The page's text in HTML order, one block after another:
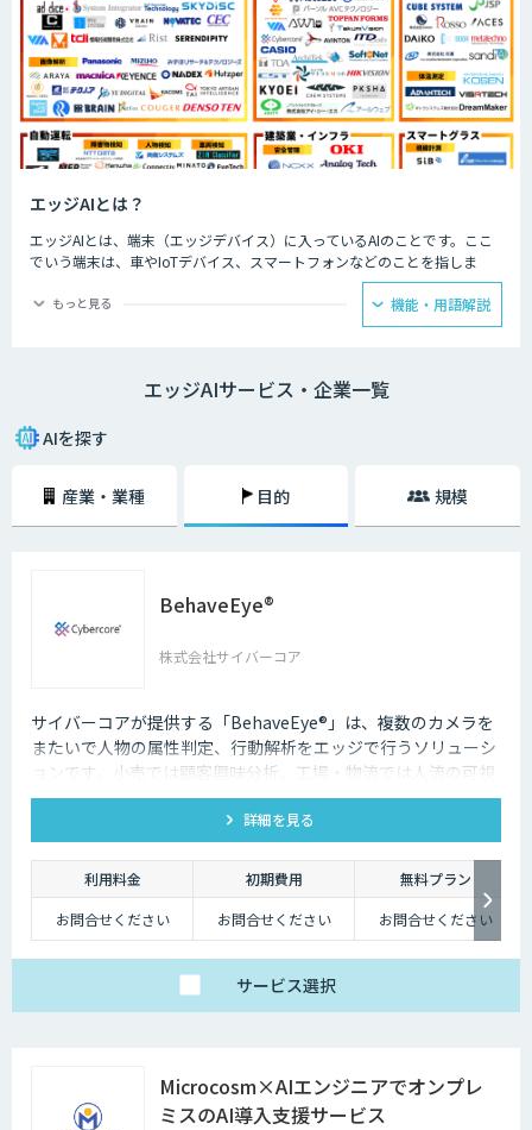
エッジAIとは？
エッジAIとは、端末（エッジデバイス）に入っているAIのことです。ここ
でいう端末は、車やIoTデバイス、スマートフォンなどのことを指しま
す。そのような端末自体、もしくは端末の近くのサーバーに搭載されたAI
のことを、エッジAIと呼びます。
が大きな利点となります。通信遅延やネットワーク負荷を解消したい場合
もっと見る 機能・用語解説
エッジAIサービス・企業一覧
AIを探す
産業・業種 目的 規模
BehaveEye®
株式会社サイバーコア
サイバーコアが提供する「BehaveEye®」は、複数のカメラを
またいで人物の属性判定、行動解析をエッジで行うソリューシ
ョンです。小売では顧客興味分析、工場・物流では人流の可視
化により業務効率改善が可能です。
詳細を見る
利用料金 初期費用
無料プラン
お問合せください
お問合せください お問合せください
サービス選択
Microcosm×AIエンジニアでオンプレ
ミスのAI導入支援サービス